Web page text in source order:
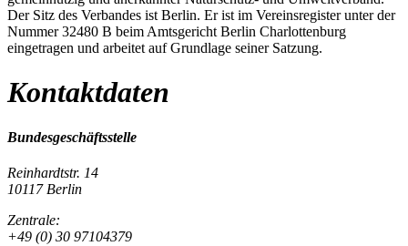
Der Sitz des Verbandes ist Berlin. Er ist im Vereinsregister unter der
Nummer 32480 B beim Amtsgericht Berlin Charlottenburg
eingetragen und arbeitet auf Grundlage seiner Satzung.
Kontaktdaten
Bundesgeschäftsstelle
Reinhardtstr. 14
10117 Berlin
Zentrale:
+49 (0) 30 97104379